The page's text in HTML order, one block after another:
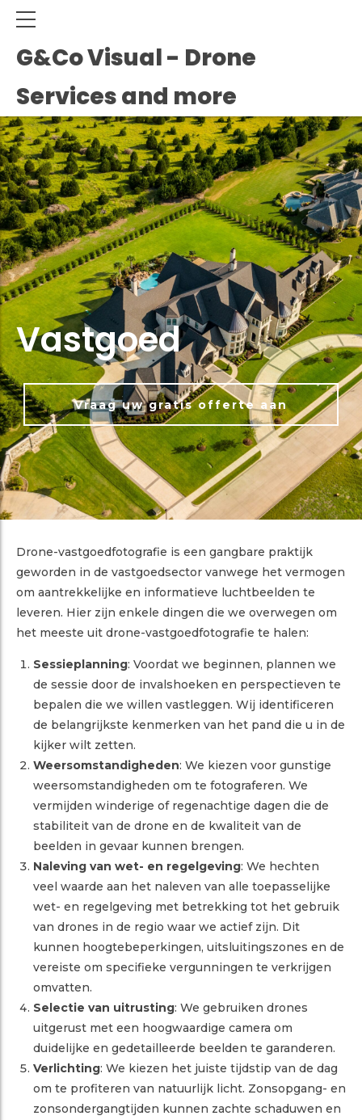
G&Co Visual - Drone
Services and more
Vastgoed
Vraag uw gratis offerte aan
Drone-vastgoedfotografie is een gangbare praktijk
geworden in de vastgoedsector vanwege het vermogen
om aantrekkelijke en informatieve luchtbeelden te
leveren. Hier zijn enkele dingen die we overwegen om
het meeste uit drone-vastgoedfotografie te halen:
Sessieplanning: Voordat we beginnen, plannen we
de sessie door de invalshoeken en perspectieven te
bepalen die we willen vastleggen. Wij identificeren
de belangrijkste kenmerken van het pand die u in de
kijker wilt zetten.
Weersomstandigheden: We kiezen voor gunstige
weersomstandigheden om te fotograferen. We
vermijden winderige of regenachtige dagen die de
stabiliteit van de drone en de kwaliteit van de
beelden in gevaar kunnen brengen.
Naleving van wet- en regelgeving: We hechten
veel waarde aan het naleven van alle toepasselijke
wet- en regelgeving met betrekking tot het gebruik
van drones in de regio waar we actief zijn. Dit
kunnen hoogtebeperkingen, uitsluitingszones en de
vereiste om specifieke vergunningen te verkrijgen
omvatten.
Selectie van uitrusting: We gebruiken drones
uitgerust met een hoogwaardige camera om
duidelijke en gedetailleerde beelden te garanderen.
Verlichting: We kiezen het juiste tijdstip van de dag
om te profiteren van natuurlijk licht. Zonsopgang- en
zonsondergangtijden kunnen zachte schaduwen en